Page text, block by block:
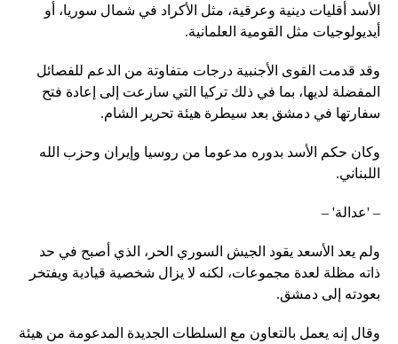
الأسد أقليات دينية وعرقية، مثل الأكراد في شمال سوريا، أو
أيديولوجيات مثل القومية العلمانية.
وقد قدمت القوى الأجنبية درجات متفاوتة من الدعم للفصائل
المفضلة لديها، بما في ذلك تركيا التي سارعت إلى إعادة فتح
سفارتها في دمشق بعد سيطرة هيئة تحرير الشام.
وكان حكم الأسد بدوره مدعوما من روسيا وإيران وحزب الله
اللبناني.
– 'عدالة' –
ولم يعد الأسعد يقود الجيش السوري الحر، الذي أصبح في حد
ذاته مظلة لعدة مجموعات، لكنه لا يزال شخصية قيادية ويفتخر
بعودته إلى دمشق.
وقال إنه يعمل بالتعاون مع السلطات الجديدة المدعومة من هيئة